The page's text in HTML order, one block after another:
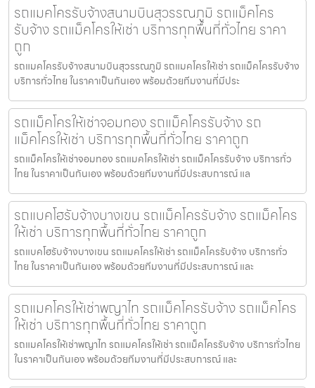
รถแมคโครรับจ้างสนามบินสุวรรณภูมิ รถแม็คโคร
รับจ้าง รถแม็คโครให้เช่า บริการทุกพื้นที่ทั่วไทย ราคา
ถูก
รถแมคโครรับจ้างสนามบินสุวรรณภูมิ รถแมคโครให้เช่า รถแม็คโครรับจ้าง
บริการทั่วไทย ในราคาเป็นกันเอง พร้อมด้วยทีมงานที่มีประ
รถแม็คโครให้เช่าจอมทอง รถแม็คโครรับจ้าง รถ
แม็คโครให้เช่า บริการทุกพื้นที่ทั่วไทย ราคาถูก
รถแม็คโครให้เช่าจอมทอง รถแมคโครให้เช่า รถแม็คโครรับจ้าง บริการทั่ว
ไทย ในราคาเป็นกันเอง พร้อมด้วยทีมงานที่มีประสบการณ์ แล
รถแบคโฮรับจ้างบางเขน รถแม็คโครรับจ้าง รถแม็คโคร
ให้เช่า บริการทุกพื้นที่ทั่วไทย ราคาถูก
รถแบคโฮรับจ้างบางเขน รถแมคโครให้เช่า รถแม็คโครรับจ้าง บริการทั่ว
ไทย ในราคาเป็นกันเอง พร้อมด้วยทีมงานที่มีประสบการณ์ และ
รถแมคโครให้เช่าพญาไท รถแม็คโครรับจ้าง รถแม็คโคร
ให้เช่า บริการทุกพื้นที่ทั่วไทย ราคาถูก
รถแมคโครให้เช่าพญาไท รถแมคโครให้เช่า รถแม็คโครรับจ้าง บริการทั่วไทย
ในราคาเป็นกันเอง พร้อมด้วยทีมงานที่มีประสบการณ์ และ